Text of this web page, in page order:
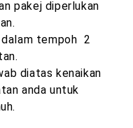
pakej diperlukan
dalam tempoh 2
diatas kenaikan
anda untuk